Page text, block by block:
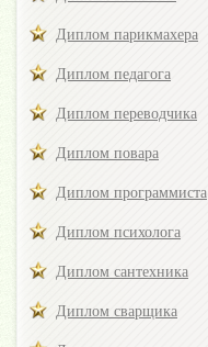
Диплом парикмахера
Диплом педагога
Диплом переводчика
Диплом повара
Диплом программиста
Диплом психолога
Диплом сантехника
Диплом сварщика